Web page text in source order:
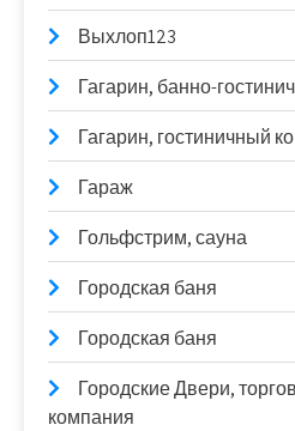
Выхлоп123
Гагарин, банно-
Гагарин, гостиничный
Гараж
Гольфстрим, сауна
Городская баня
Городская баня
Городские Двери,
компания